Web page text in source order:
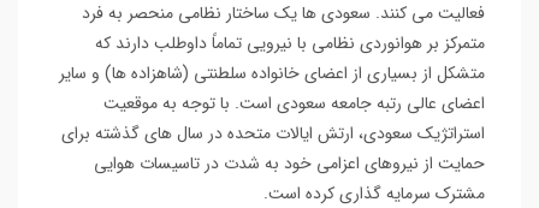
فعالیت می کنند. سعودی ها یک ساختار نظامی منحصر به فرد
متمرکز بر هوانوردی نظامی با نیرویی تماماً داوطلب دارند که
متشکل از بسیاری از اعضای خانواده سلطنتی (شاهزاده ها) و سایر
اعضای عالی رتبه جامعه سعودی است. با توجه به موقعیت
استراتژیک سعودی، ارتش ایالات متحده در سال های گذشته برای
حمایت از نیروهای اعزامی خود به شدت در تاسیسات هوایی
مشترک سرمایه گذاری کرده است.